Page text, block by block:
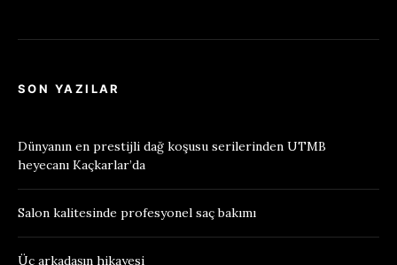
SON YAZILAR
Dünyanın en prestijli dağ koşusu serilerinden UTMB
heyecanı Kaçkarlar’da
Salon kalitesinde profesyonel saç bakımı
Üç arkadaşın hikayesi